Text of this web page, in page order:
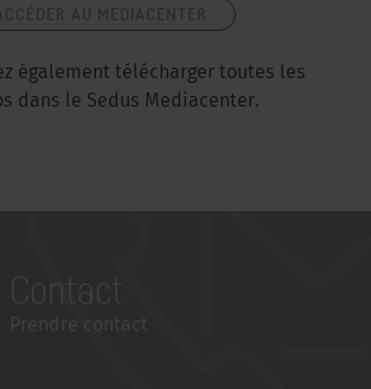
également télécharger toutes les
dans le Sedus Mediacenter.